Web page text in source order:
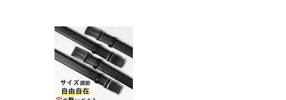
ト メンズ レザー 皮 ベルト
ビジネス フォーマル シンプ
ル スーツ おしゃれ バックル
Belt ビジネスベルト 旦那 お
じいちゃん 40代 50代 60代 7
0代 80代 プレゼント 父の日